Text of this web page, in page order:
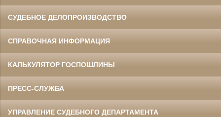
СУДЕБНОЕ ДЕЛОПРОИЗВОДСТВО
СПРАВОЧНАЯ ИНФОРМАЦИЯ
КАЛЬКУЛЯТОР ГОСПОШЛИНЫ
ПРЕСС-СЛУЖБА
УПРАВЛЕНИЕ СУДЕБНОГО ДЕПАРТАМЕНТА